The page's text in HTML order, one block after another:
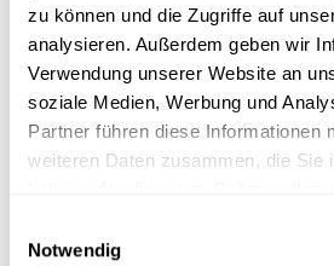
zu können und die Zugriffe auf
analysieren. Außerdem geben wir
Verwendung unserer Website an
soziale Medien, Werbung und
Partner führen diese Informationen
weiteren Daten zusammen, die Sie
Notwendig